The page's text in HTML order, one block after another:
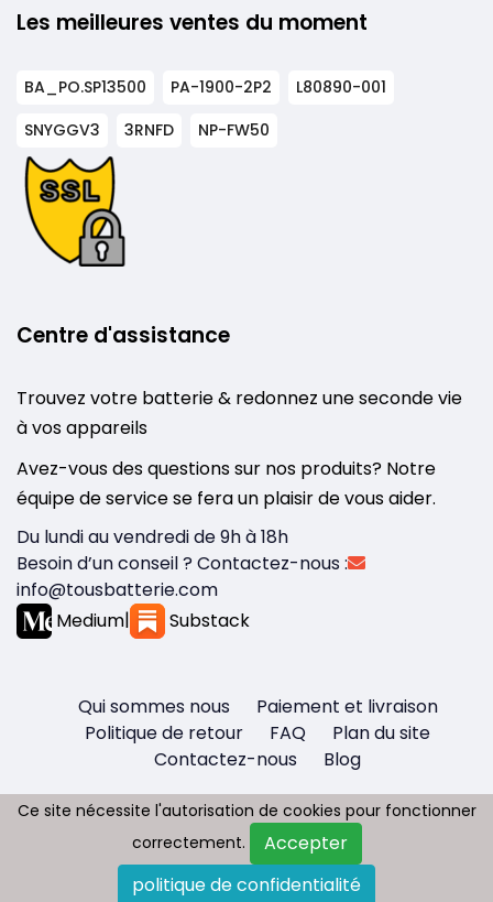
Les meilleures ventes du moment
BA_PO.SP13500 PA-1900-2P2
L80890-001
SNYGGV3
3RNFD NP-FW50
Centre d'assistance
Trouvez votre batterie & redonnez une seconde vie
à vos appareils
Avez-vous des questions sur nos produits? Notre
équipe de service se fera un plaisir de vous aider.
Du lundi au vendredi de 9h à 18h
Besoin d’un conseil ? Contactez-nous :
info@tousbatterie.com
Medium| Substack
Qui sommes nous
Paiement et livraison
Politique de retour
FAQ
Plan du site
Contactez-nous
Blog
Copyright © 2026 - Tous droit réservés
Tousbatterie.com
Ce site nécessite l'autorisation de cookies pour fonctionner
correctement.
Accepter
politique de confidentialité
Ce site nécessite l'autorisation de cookies pour fonctionner
correctement.
Accepter
politique de confidentialité